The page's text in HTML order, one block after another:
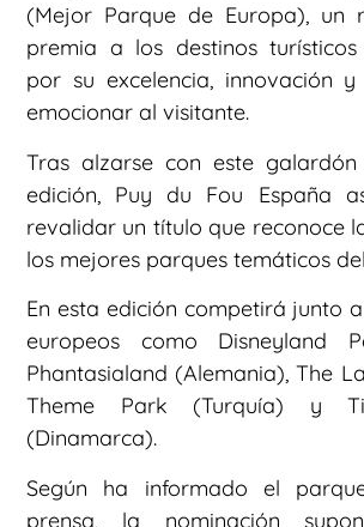
(Mejor Parque de Europa), un
premia a los destinos
por su excelencia, innovación
emocionar al visitante.
Tras alzarse con este
edición, Puy du Fou España
revalidar un título que reconoce
los mejores parques temáticos
En esta edición competirá junto
europeos como Disneyland
Phantasialand (Alemania), The
Theme Park (Turquía) y
(Dinamarca).
Según ha informado el
prensa, la nominación